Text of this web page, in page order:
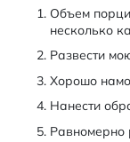
Объем
несколько
Развести
Хорошо
Нанести
Равномерно